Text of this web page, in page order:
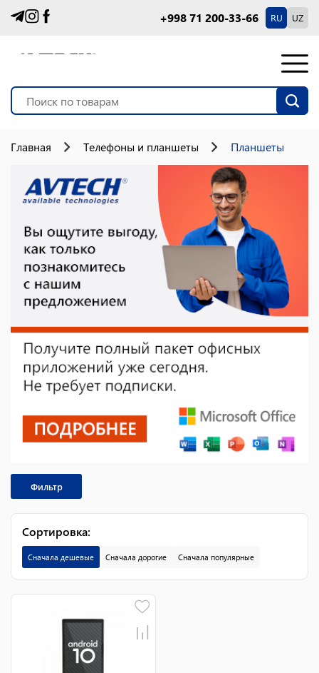
+998 71 200-33-66 RU UZ
Главная Телефоны и планшеты Планшеты
Фильтр
Сортировка:
Сначала дешевые Сначала дорогие Сначала популярные